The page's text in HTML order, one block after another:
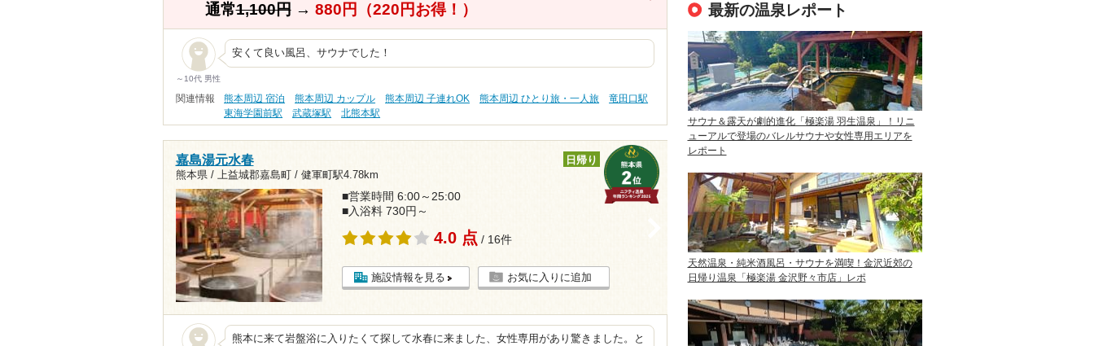
通常1,100円→ 880円（220円お得！）
～10代 男性
安くて良い風呂、サウナでした！
関連情報 熊本周辺 宿泊 熊本周辺 カップル 熊本周辺 子連れOK 熊本周辺 ひとり旅・一人旅
竜田口駅
東海学園前駅
武蔵塚駅 北熊本駅
嘉島湯元水春
熊本県 / 上益城郡嘉島町 / 健軍町駅4.78km
日帰り
■営業時間 6:00～25:00
■入浴料 730円～
4.0 点 / 16件
施設情報を見る お気に入りに追加
熊本に来て岩盤浴に入りたくて探して水春に来ました、女性専用があり驚きました。と
最新の温泉レポート
サウナ＆露天が劇的進化「極楽湯 羽生温泉」！リニ
ューアルで登場のバレルサウナや女性専用エリアを
レポート
天然温泉・純米酒風呂・サウナを満喫！金沢近郊の
日帰り温泉「極楽湯 金沢野々市店」レポ